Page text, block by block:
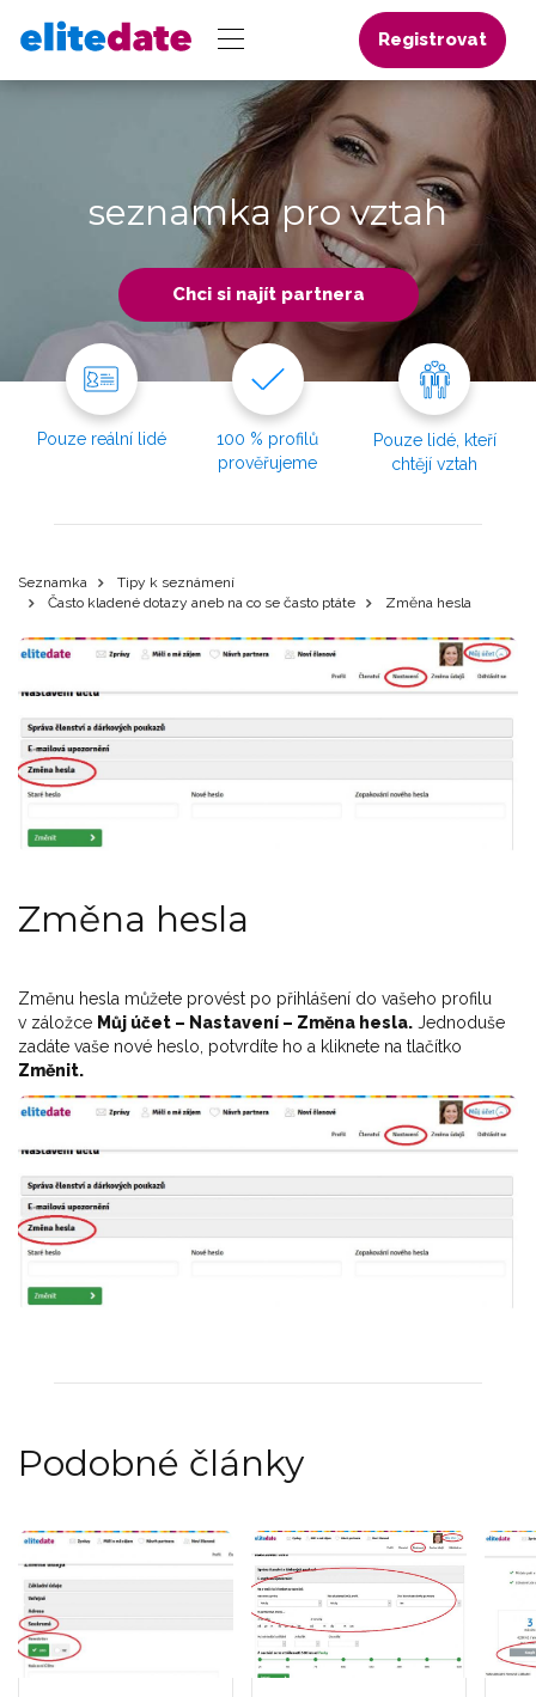
Registrovat
seznamka pro vztah
Chci si najít partnera
Pouze reální lidé
100 % profilů
prověřujeme
Pouze lidé, kteří
chtějí vztah
Seznamka
Tipy k seznámení
Často kladené dotazy aneb na co se často ptáte
Změna hesla
Změna hesla
Změnu hesla můžete provést po přihlášení do vašeho profilu
v záložce Můj účet – Nastavení – Změna hesla. Jednoduše
zadáte vaše nové heslo, potvrdíte ho a kliknete na tlačítko
Změnit.
Podobné články